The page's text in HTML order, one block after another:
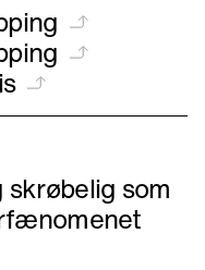
skrøbelig som